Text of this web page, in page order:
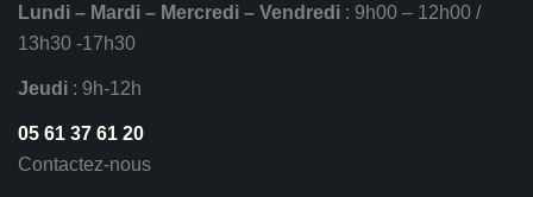
Lundi – Mardi – Mercredi – Vendredi : 9h00 – 12h00 /
13h30 -17h30
Jeudi : 9h-12h
05 61 37 61 20
Contactez-nous